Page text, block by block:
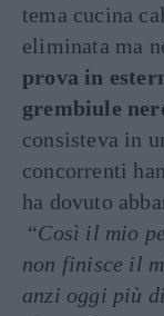
tema cucina
eliminata ma
prova in
grembiule
consisteva in
concorrenti
ha dovuto
“Così il mio
non finisce il
anzi oggi più